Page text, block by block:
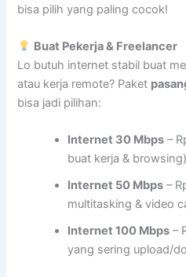
bisa pilih yang paling cocok!
Buat Pekerja & Freelancer
Lo butuh internet stabil buat
atau kerja remote? Paket
bisa jadi pilihan:
Internet 30 Mbps –
buat kerja & browsing)
Internet 50 Mbps –
multitasking & video
Internet 100 Mbps –
yang sering upload/